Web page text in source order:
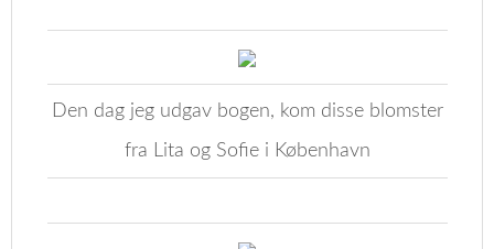
Den dag jeg udgav bogen, kom disse blomster
fra Lita og Sofie i København